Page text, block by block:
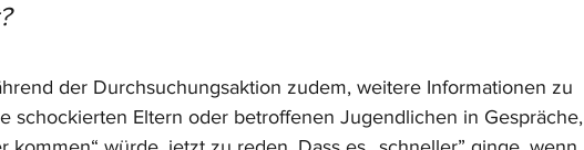
der Durchsuchungsaktion zudem, weitere Informationen zu
schockierten Eltern oder betroffenen Jugendlichen in Gespräche,